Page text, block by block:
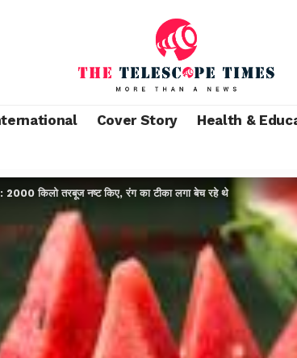
Cover Story Health &
किलो तरबूज नष्ट किए, रंग का टीका लगा बेच रहे थे